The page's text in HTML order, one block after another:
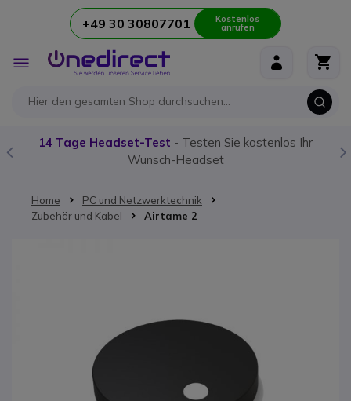
Zum Inhalt springen+49 30 30807701 Kostenlos
anrufen
Navigation
umschalten
14 Tage Headset-Test - Testen Sie kostenlos Ihr
Wunsch-Headset
Home
PC und Netzwerktechnik
Zubehör und Kabel
Airtame 2